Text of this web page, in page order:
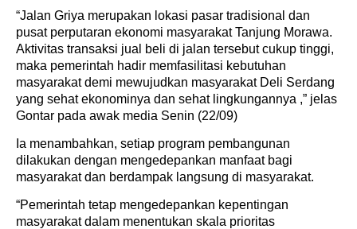
“Jalan Griya merupakan lokasi pasar tradisional dan
pusat perputaran ekonomi masyarakat Tanjung Morawa.
Aktivitas transaksi jual beli di jalan tersebut cukup tinggi,
maka pemerintah hadir memfasilitasi kebutuhan
masyarakat demi mewujudkan masyarakat Deli Serdang
yang sehat ekonominya dan sehat lingkungannya ,” jelas
Gontar pada awak media Senin (22/09)
Ia menambahkan, setiap program pembangunan
dilakukan dengan mengedepankan manfaat bagi
masyarakat dan berdampak langsung di masyarakat.
“Pemerintah tetap mengedepankan kepentingan
masyarakat dalam menentukan skala prioritas